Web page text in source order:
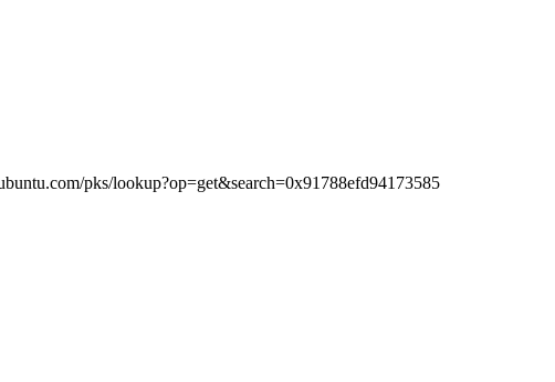
pks/lookup?op=get&search=0x91788efd94173585